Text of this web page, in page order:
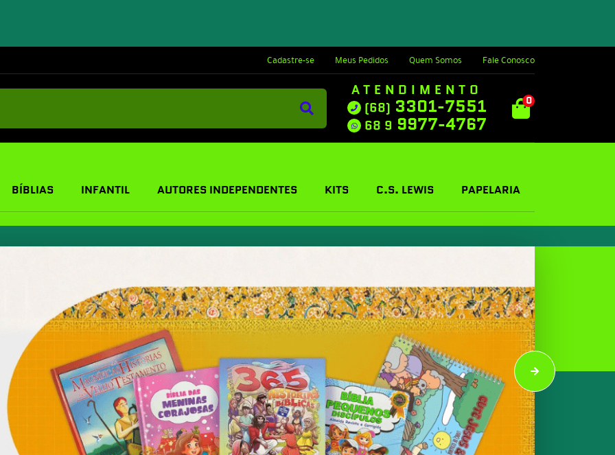
Cadastre-se Meus Pedidos Quem Somos Fale Conosco
ATENDIMENTO
(68) 3301-7551
68 9 9977-4767
0
BÍBLIAS INFANTIL AUTORES INDEPENDENTES KITS C.S. LEWIS PAPELARIA